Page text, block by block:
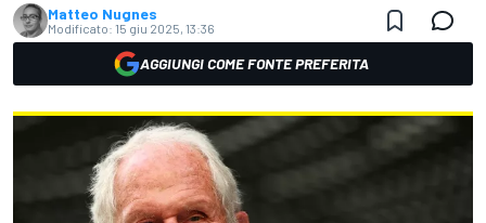
Matteo Nugnes
Modificato: 15 giu 2025, 13:36
AGGIUNGI COME FONTE PREFERITA